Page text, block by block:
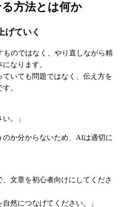
方法とは何か
げていく
のではなく、やり直しながら精
なります。
いても問題ではなく、伝え方を
。
。」
か分からないため、AIは適切に
、文章を初心者向けにしてくださ
然につなげてください。」